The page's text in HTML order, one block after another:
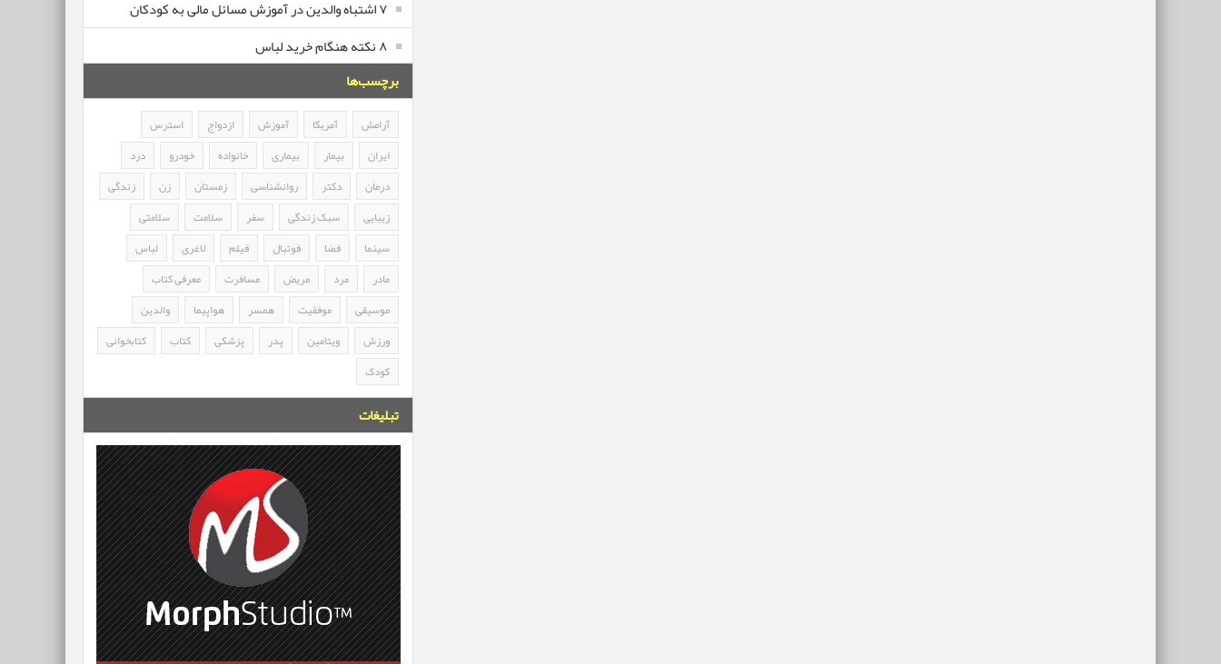
۷ اشتباه والدین در آموزش مسائل مالی به کودکان
۸ نکته هنگام خرید لباس
برچسب‌ها
آرامش آمریکا آموزش ازدواج
استرس
ایران
بیمار بیماری خانواده خودرو
درد
درمان
دکتر روانشناسی زمستان زن
زندگی
زیبایی
سبک زندگی سفر سلامت
سلامتی
سینما
فضا فوتبال فیلم لاغری
لباس
مادر
مرد مریض مسافرت
معرفی کتاب
موسیقی
موفقیت همسر هواپیما
والدین
ورزش
ویتامین پدر پزشکی کتاب
کتابخوانی
کودک
تبلیغات